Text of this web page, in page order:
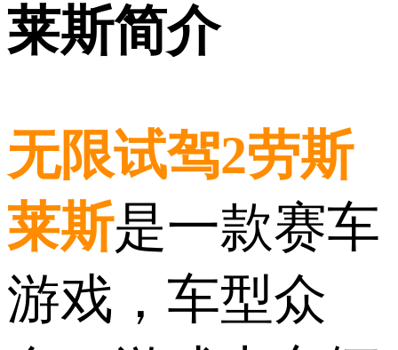
莱斯简介
无限试驾2劳斯
莱斯是一款赛车
游戏，车型众